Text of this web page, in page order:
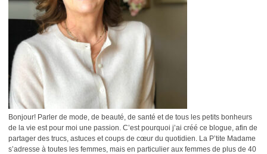
Bonjour! Parler de mode, de beauté, de santé et de tous les petits bonheurs
de la vie est pour moi une passion. C’est pourquoi j’ai créé ce blogue, afin de
partager des trucs, astuces et coups de cœur du quotidien. La P’tite Madame
s’adresse à toutes les femmes, mais en particulier aux femmes de plus de 40